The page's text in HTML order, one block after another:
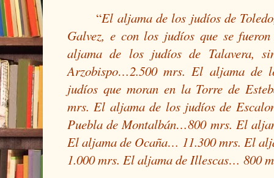
“El aljama de los judíos de
Galvez, e con los judíos que se
aljama de los judíos de Talavera,
Arzobispo…2.500 mrs. El aljama de
judíos que moran en la Torre de
mrs. El aljama de los judíos de
Puebla de Montalbán…800 mrs. El
El aljama de Ocaña… 11.300 mrs. El
1.000 mrs. El aljama de Illescas… 800